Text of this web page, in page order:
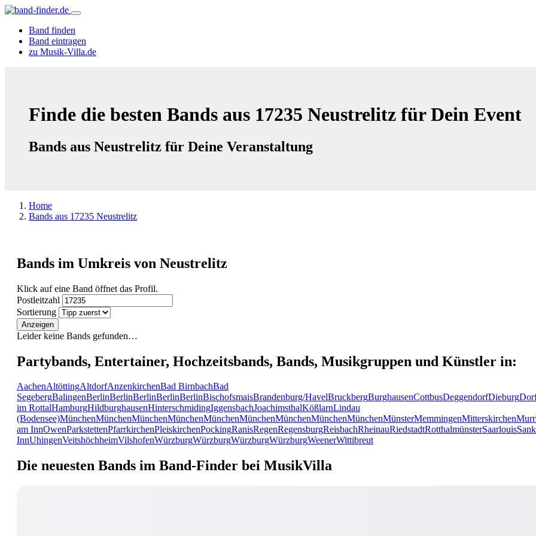
Band finden
Band eintragen
zu Musik-Villa.de
Finde die besten Bands aus 17235 Neustrelitz für Dein Event
Bands aus Neustrelitz für Deine Veranstaltung
Home
Bands aus 17235 Neustrelitz
Bands im Umkreis von Neustrelitz
Klick auf eine Band öffnet das Profil.
Postleitzahl
Sortierung
Anzeigen
Leider keine Bands gefunden…
Partybands, Entertainer, Hochzeitsbands, Bands, Musikgruppen und Künstler in:
AachenAltöttingAltdorfAnzenkirchenBad BirnbachBad
SegebergBalingenBerlinBerlinBerlinBerlinBerlinBischofsmaisBrandenburg/HavelBruckbergBurghausenCottbusDeggendorfDieburg
im RottalHamburgHildburghausenHinterschmidingIggensbachJoachimsthalKößlarnLindau
(Bodensee)MünchenMünchenMünchenMünchenMünchenMünchenMünchenMünchenMünchenMünsterMemmingenMitterskirchen
am InnOwenParkstettenPfarrkirchenPleiskirchenPockingRanisRegenRegensburgReisbachRheinauRiedstadtRotthalmünsterSaarlouis
InnUhingenVeitshöchheimVilshofenWürzburgWürzburgWürzburgWürzburgWeenerWittibreut
Die neuesten Bands im Band-Finder bei MusikVilla